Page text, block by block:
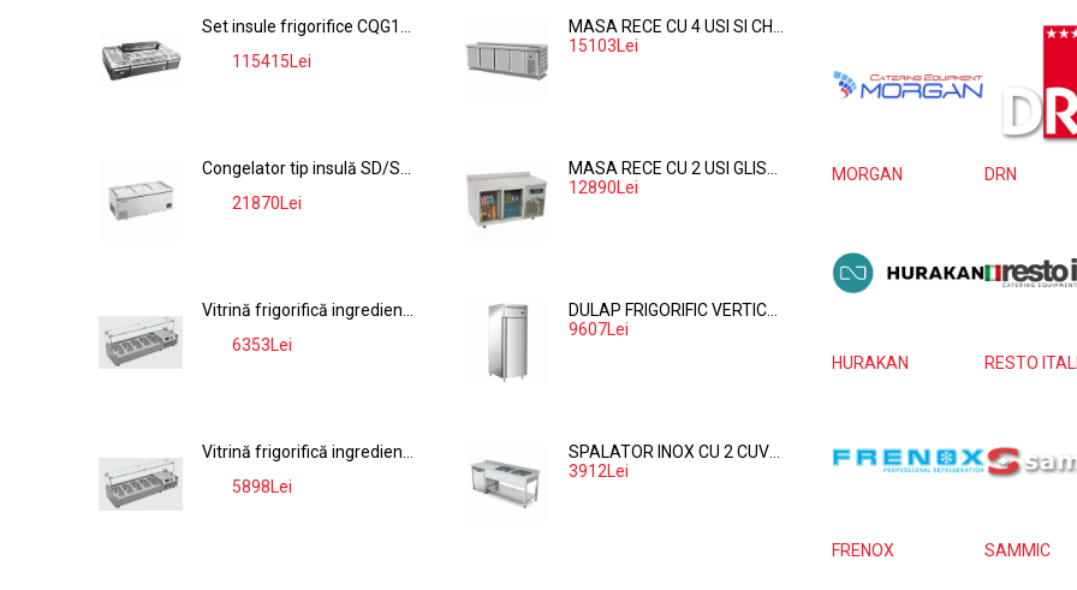
115415Lei
21870Lei
6353Lei
5898Lei
15103Lei
12890Lei
DULAP FRIGORIFIC VERTICAL PENTRU PATISERIE CU 1 USA – 737 LITRI
9607Lei
SPALATOR INOX CU 2 CUVE PE PARTEA DREAPTA, POLITA INFERIOARA SI SPATIU MASINA SPALAT 160*70*85
3912Lei
MORGAN DRN
HURAKAN RESTO
FRENOX SAMMIC